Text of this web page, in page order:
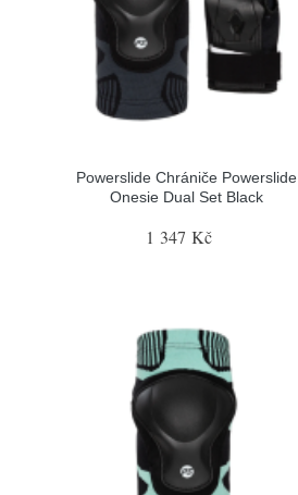
Powerslide Chrániče Powerslide
Onesie Dual Set Black
1 347 Kč